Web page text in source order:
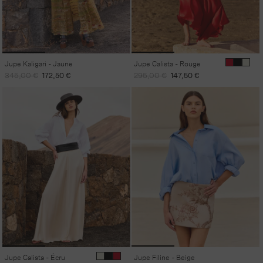
Jupe Kaligari - Jaune
Prix
345,00 € Prix
172,50 €
Jupe Calista - Rouge
Prix
295,00 € Prix
147,50 €
Jupe Calista - Écru
Jupe Filine - Beige